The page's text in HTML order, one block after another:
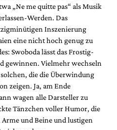
„Ne me quitte pas“ als Musik
Werden. Das
Inszenierung
eine nicht hoch genug zu
Swoboda lässt das Frostig-
gewinnen. Vielmehr wechseln
die die Überwindung
zeigen. Ja, am Ende
wagen alle Darsteller zu
Tänzchen voller Humor, die
und Beine und lustigen